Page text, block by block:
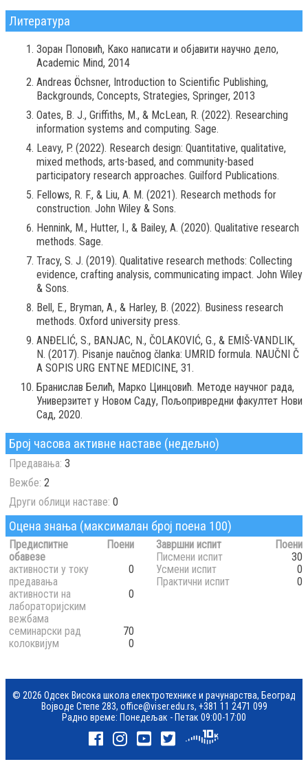
Литература
Зоран Поповић, Како написати и објавити научно дело,
Academic Mind, 2014
Andreas Öchsner, Introduction to Scientific Publishing,
Backgrounds, Concepts, Strategies, Springer, 2013
Oates, B. J., Griffiths, M., & McLean, R. (2022). Researching
information systems and computing. Sage.
Leavy, P. (2022). Research design: Quantitative, qualitative,
mixed methods, arts-based, and community-based
participatory research approaches. Guilford Publications.
Fellows, R. F., & Liu, A. M. (2021). Research methods for
construction. John Wiley & Sons.
Hennink, M., Hutter, I., & Bailey, A. (2020). Qualitative research
methods. Sage.
Tracy, S. J. (2019). Qualitative research methods: Collecting
evidence, crafting analysis, communicating impact. John Wiley
& Sons.
Bell, E., Bryman, A., & Harley, B. (2022). Business research
methods. Oxford university press.
ANĐELIĆ, S., BANJAC, N., ČOLAKOVIĆ, G., & EMIŠ-VANDLIK,
N. (2017). Pisanje naučnog članka: UMRID formula. NAUČNI Č
A SOPIS URG ENTNE MEDICINE, 31.
Бранислав Белић, Марко Цинцовић. Методе научног рада,
Универзитет у Новом Саду, Пољопривредни факултет Нови
Сад, 2020.
Број часова активне наставе (недељно)
Предавања: 3
Вежбе: 2
Други облици наставе: 0
Оцена знања (максималан број поена 100)
Предиспитне
обавезе
Поени
активности у току
предавања
0
активности на
лабораторијским
вежбама
0
семинарски рад
70
колоквијум
0
Завршни испит
Поени
Писмени испит
30
Усмени испит
0
Практични испит
0
© 2026 Одсек Висока школа електротехнике и рачунарства, Београд
Војводе Степе 283, office@viser.edu.rs, +381 11 2471 099
Радно време: Понедељак - Петак 09:00-17:00